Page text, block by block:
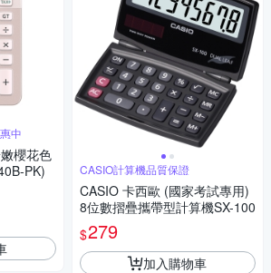
中
櫻花色
PK)
CASIO計算機品質保證
CASIO 卡西歐 (國家考試專用)
8位數摺疊攜帶型計算機SX-100
$279
加入購物車